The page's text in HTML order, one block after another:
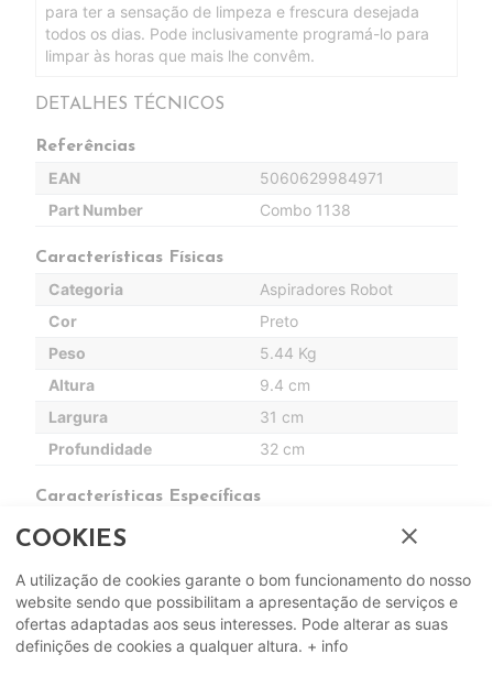
para ter a sensação de limpeza e frescura desejada
todos os dias. Pode inclusivamente programá-lo para
limpar às horas que mais lhe convêm.
DETALHES TÉCNICOS
Referências
EAN
5060629984971
Part Number
Combo 1138
Características Físicas
Categoria
Aspiradores Robot
Cor
Preto
Peso
5.44 Kg
Altura
9.4 cm
Largura
31 cm
Profundidade
32 cm
Características Específicas
Capacidade do Depósito
Funções
Controlo através de App
Sim
Programável
Sim
COOKIES close
A utilização de cookies garante o bom funcionamento do nosso
website sendo que possibilitam a apresentação de serviços e
ofertas adaptadas aos seus interesses. Pode alterar as suas
definições de cookies a qualquer altura. + info